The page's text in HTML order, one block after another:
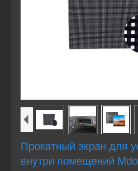
Прокатный экран для
внутри помещений